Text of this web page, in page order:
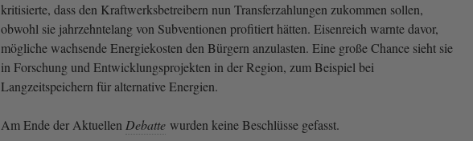
kritisierte, dass den Kraftwerksbetreibern nun Transferzahlungen zukommen sollen,
obwohl sie jahrzehntelang von Subventionen profitiert hätten. Eisenreich warnte davor,
mögliche wachsende Energiekosten den Bürgern anzulasten. Eine große Chance sieht sie
in Forschung und Entwicklungsprojekten in der Region, zum Beispiel bei
Langzeitspeichern für alternative Energien.
Am Ende der AktuellenDebatte wurden keine Beschlüsse gefasst.